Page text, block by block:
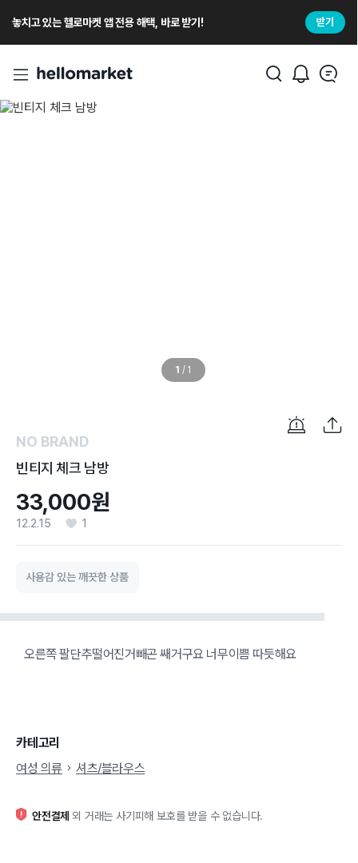
놓치고 있는 헬로마켓 앱 전용 해택, 바로 받기! 받기
1 / 1
NO BRAND
빈티지 체크 남방
33,000원
12.2.15 1
사용감 있는 깨끗한 상품
오른쪽 팔단추떨어진거빼곤 쌔거구요 너무이쁨 따듯해요
카테고리
여성 의류
셔츠/블라우스
안전결제 외 거래는 사기피해 보호를 받을 수 없습니다.